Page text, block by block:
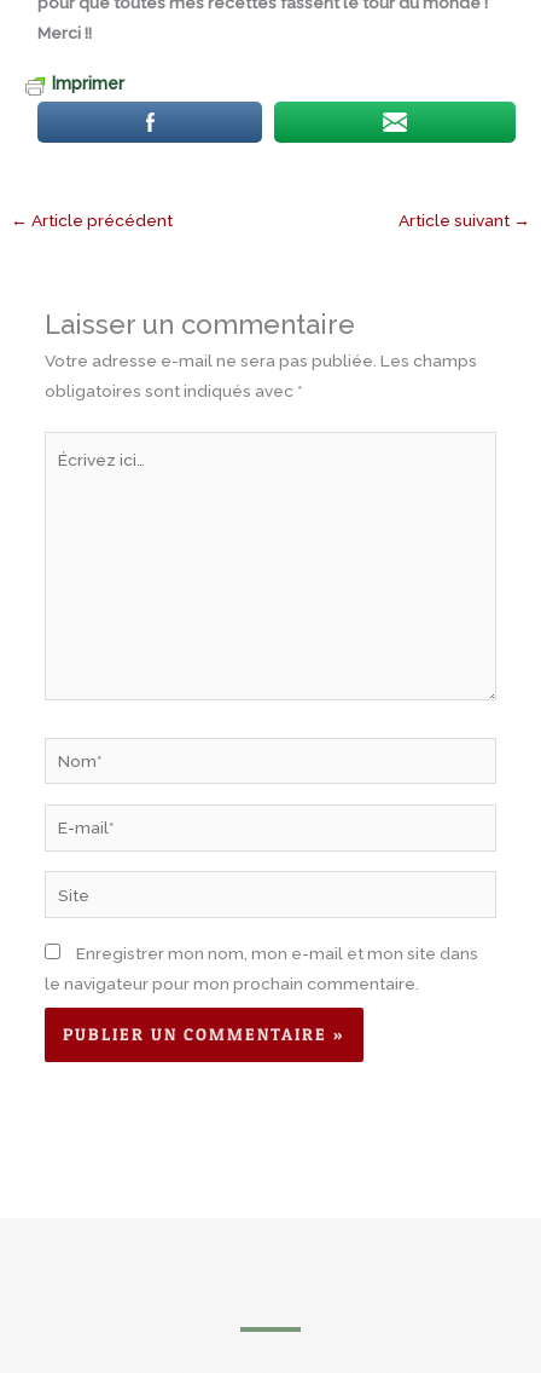
Merci !!
Imprimer
← Article précédent Article suivant →
Laisser un commentaire
Votre adresse e-mail ne sera pas publiée. Les champs
obligatoires sont indiqués avec *
mail*
Site
Enregistrer mon nom, mon e-mail et mon site dans
le navigateur pour mon prochain commentaire.